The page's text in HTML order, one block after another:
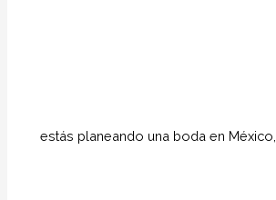
estás planeando una boda en